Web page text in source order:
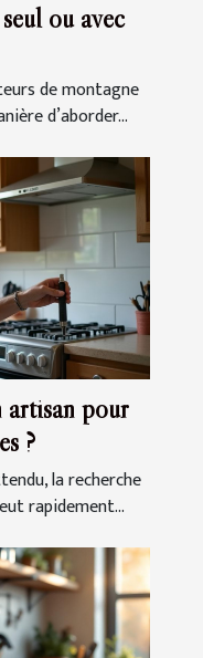
ou avec
de montagne
d’aborder...
artisan pour
?
la recherche
rapidement...